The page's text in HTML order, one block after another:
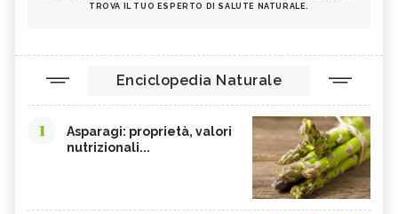
TROVA IL TUO ESPERTO DI SALUTE NATURALE.
Enciclopedia Naturale
1
Asparagi: proprietà, valori
nutrizionali...